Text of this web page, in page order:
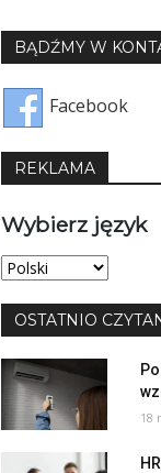
BĄDŹMY W
Facebook
REKLAMA
Wybierz język
Wybierz
OSTATNIO
18